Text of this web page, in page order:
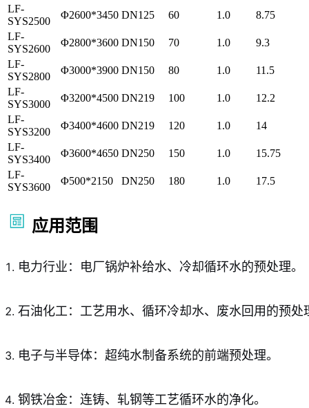
LF-
SYS2500
Φ2600*3450 DN125 60 1.0
8.75
LF-
SYS2600
Φ2800*3600 DN150 70 1.0
9.3
LF-
SYS2800
Φ3000*3900 DN150 80 1.0
11.5
LF-
SYS3000
Φ3200*4500 DN219 100 1.0
12.2
LF-
SYS3200
Φ3400*4600 DN219 120 1.0
14
LF-
SYS3400
Φ3600*4650 DN250 150 1.0
15.75
LF-
SYS3600
Φ500*2150 DN250 180 1.0 17.5
应用范围
电力行业：电厂锅炉补给水、冷却循环水的预处理。
石油化工：工艺用水、循环冷却水、废水回用的预处
电子与半导体：超纯水制备系统的前端预处理。
钢铁冶金：连铸、轧钢等工艺循环水的净化。